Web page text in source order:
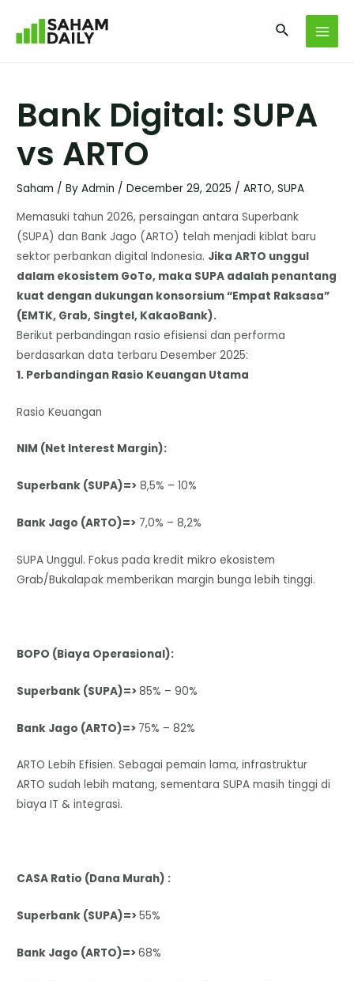
Bank Digital: SUPA
vs ARTO
Saham / ByAdmin /December 29, 2025 /ARTO,SUPA
Memasuki tahun 2026, persaingan antara Superbank
(SUPA) dan Bank Jago (ARTO) telah menjadi kiblat baru
sektor perbankan digital Indonesia. Jika ARTO unggul
dalam ekosistem GoTo, maka SUPA adalah penantang
kuat dengan dukungan konsorsium “Empat Raksasa”
(EMTK, Grab, Singtel, KakaoBank).
​Berikut perbandingan rasio efisiensi dan performa
berdasarkan data terbaru Desember 2025:
​1. Perbandingan Rasio Keuangan Utama
Rasio Keuangan
NIM (Net Interest Margin):
Superbank (SUPA)=> 8,5% – 10%
Bank Jago (ARTO)=> 7,0% – 8,2%
SUPA Unggul. Fokus pada kredit mikro ekosistem
Grab/Bukalapak memberikan margin bunga lebih tinggi.
BOPO (Biaya Operasional):
Superbank (SUPA)=>85% – 90%
Bank Jago (ARTO)=> 75% – 82%
ARTO Lebih Efisien. Sebagai pemain lama, infrastruktur
ARTO sudah lebih matang, sementara SUPA masih tinggi di
biaya IT & integrasi.
CASA Ratio (Dana Murah) :
Superbank (SUPA)=>55%
Bank Jago (ARTO)=>68%